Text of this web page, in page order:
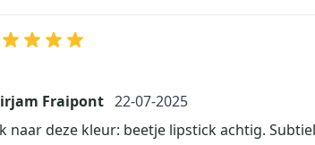
Fraipont 22 juli 2025
22-07-2025
naar deze kleur: beetje lipstick achtig.